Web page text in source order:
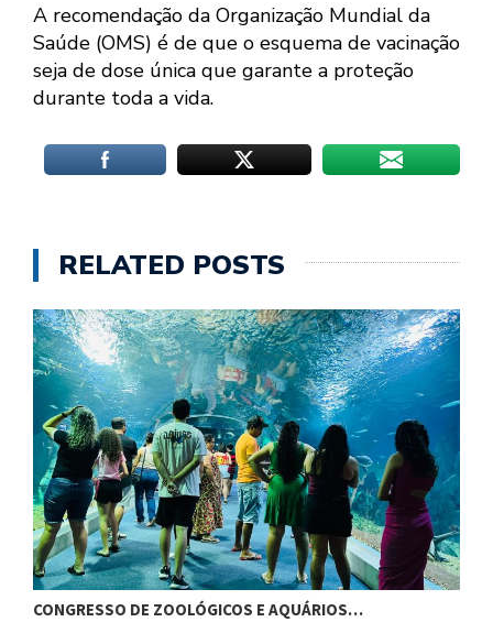
A recomendação da Organização Mundial da
Saúde (OMS) é de que o esquema de vacinação
seja de dose única que garante a proteção
durante toda a vida.
RELATED POSTS
CONGRESSO DE ZOOLÓGICOS E AQUÁRIOS…